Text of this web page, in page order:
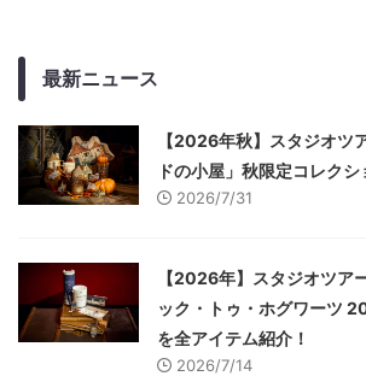
最新ニュース
【2026年秋】スタジオツ
ドの小屋」秋限定コレクシ
2026/7/31
【2026年】スタジオツア
ック・トゥ・ホグワーツ
を全アイテム紹介！
2026/7/14